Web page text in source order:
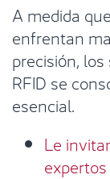
A medida
enfrentan
precisión,
RFID se
esencial.
Le
expertos